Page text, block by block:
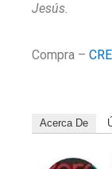
Jesús.
Compra –
Acerca De